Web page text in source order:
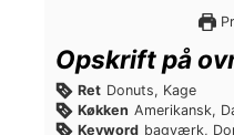
Opskrift på
Ret Donuts, Kage
Køkken Amerikansk,
Keyword bagværk,